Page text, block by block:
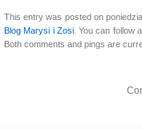
This entry was posted on
Blog Marysi i Zosi. You can follow
Both comments and pings are